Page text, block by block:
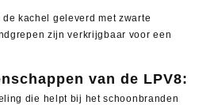
kachel geleverd met zwarte
zijn verkrijgbaar voor een
van de LPV8:
die helpt bij het schoonbranden